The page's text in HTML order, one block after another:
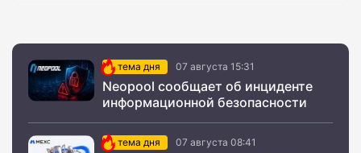
тема дня 07 августа 15:31
Neopool сообщает об инциденте
информационной безопасности
тема дня 07 августа 08:41